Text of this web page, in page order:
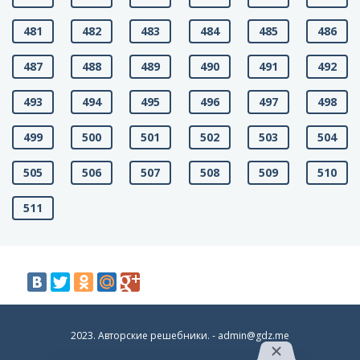
481 482 483 484 485 486
487 488 489 490 491 492
493 494 495 496 497 498
499 500 501 502 503 504
505 506 507 508 509 510
511
2023. Авторские решебники. - admin@gdz.me